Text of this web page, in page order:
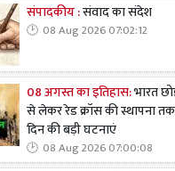
संपादकीय :संवाद का संदेश
08 Aug 2026 07:02:12
08 अगस्त का इतिहास:भारत
से लेकर रेड क्रॉस की स्थापना
दिन की बड़ी घटनाएं
08 Aug 2026 07:00:08